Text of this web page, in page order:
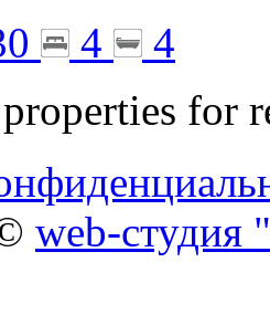
4
4
for
web-студия